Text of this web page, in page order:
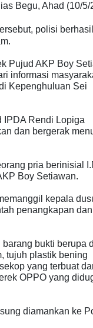
Begu, Ahad (10/5/
polisi berhasil
Pujud AKP Boy
informasi
Kepenghuluan Sei
IPDA Rendi Lopiga
dan bergerak
pria berinisial
Boy Setiawan.
kepala
penangkapan
bukti berupa
tujuh plastik bening
yang terbuat
OPPO yang
diamankan ke